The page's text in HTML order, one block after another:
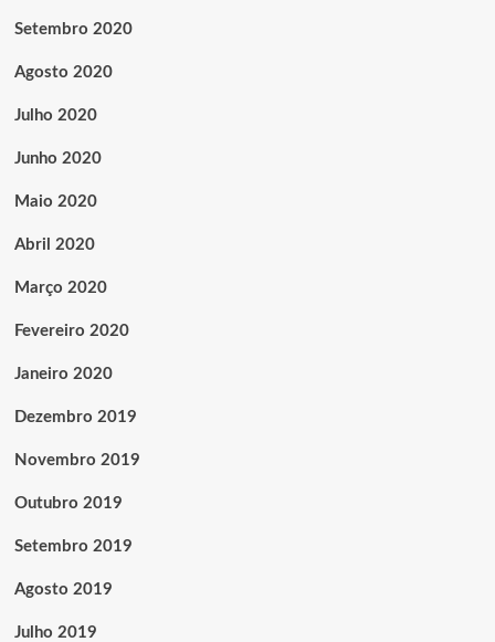
Setembro 2020
Agosto 2020
Julho 2020
Junho 2020
Maio 2020
Abril 2020
Março 2020
Fevereiro 2020
Janeiro 2020
Dezembro 2019
Novembro 2019
Outubro 2019
Setembro 2019
Agosto 2019
Julho 2019